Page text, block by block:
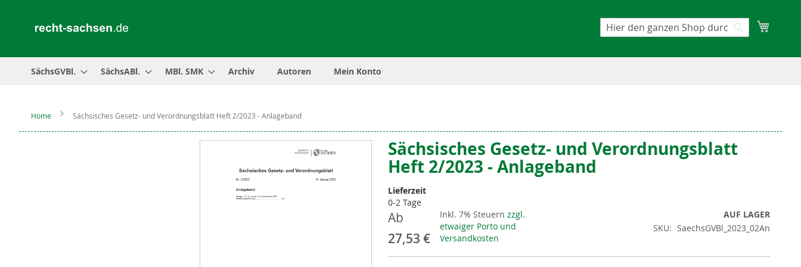
Suche
SächsGVBl. SächsABl. MBl. SMK Archiv Autoren Mein Konto
Home Sächsisches Gesetz- und Verordnungsblatt Heft 2/2023 - Anlageband
Sächsisches Gesetz- und Verordnungsblatt
Heft 2/2023 - Anlageband
Lieferzeit
0-2 Tage
Ab
27,53 €
Inkl. 7% Steuern zzgl.
etwaiger Porto und
Versandkosten
AUF LAGER
SKU
SaechsGVBl_2023_02An
Bildergalerie